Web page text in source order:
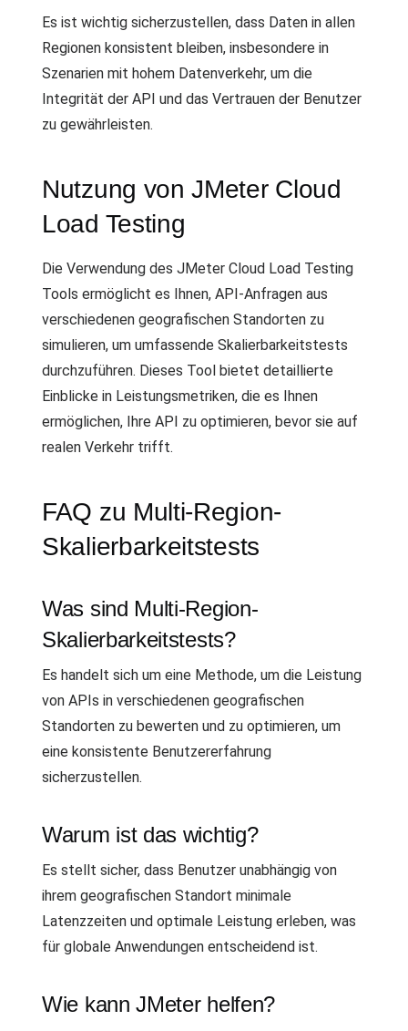
Es ist wichtig sicherzustellen, dass Daten in allen
Regionen konsistent bleiben, insbesondere in
Szenarien mit hohem Datenverkehr, um die
Integrität der API und das Vertrauen der Benutzer
zu gewährleisten.
Nutzung von JMeter Cloud
Load Testing
Die Verwendung des JMeter Cloud Load Testing
Tools ermöglicht es Ihnen, API-Anfragen aus
verschiedenen geografischen Standorten zu
simulieren, um umfassende Skalierbarkeitstests
durchzuführen. Dieses Tool bietet detaillierte
Einblicke in Leistungsmetriken, die es Ihnen
ermöglichen, Ihre API zu optimieren, bevor sie auf
realen Verkehr trifft.
FAQ zu Multi-Region-
Skalierbarkeitstests
Was sind Multi-Region-
Skalierbarkeitstests?
Es handelt sich um eine Methode, um die Leistung
von APIs in verschiedenen geografischen
Standorten zu bewerten und zu optimieren, um
eine konsistente Benutzererfahrung
sicherzustellen.
Warum ist das wichtig?
Es stellt sicher, dass Benutzer unabhängig von
ihrem geografischen Standort minimale
Latenzzeiten und optimale Leistung erleben, was
für globale Anwendungen entscheidend ist.
Wie kann JMeter helfen?